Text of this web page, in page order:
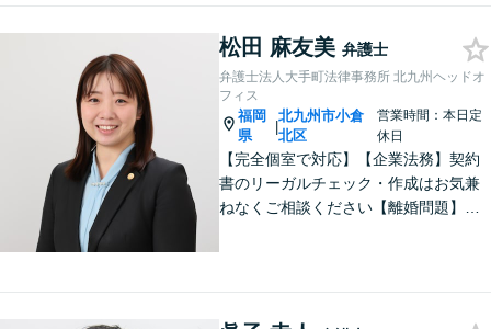
松田 麻友美 弁護士
弁護士法人大手町法律事務所 北九州ヘッドオ
フィス
福岡
県
|
北九州市小倉
北区
営業時間：本日定
休日
【完全個室で対応】【企業法務】契約
書のリーガルチェック・作成はお気兼
ねなくご相談ください【離婚問題】不